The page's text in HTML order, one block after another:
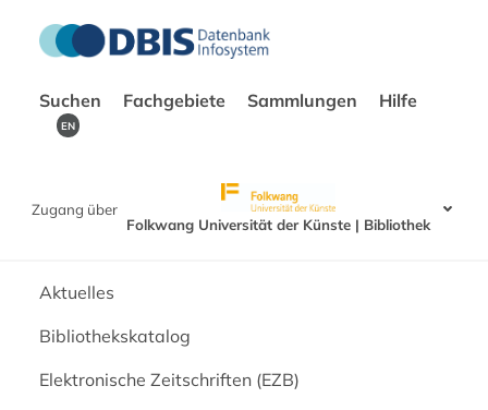
Suchen Fachgebiete Sammlungen Hilfe
EN
Zugang über
Folkwang Universität der Künste | Bibliothek
Aktuelles
Bibliothekskatalog
Elektronische Zeitschriften (EZB)